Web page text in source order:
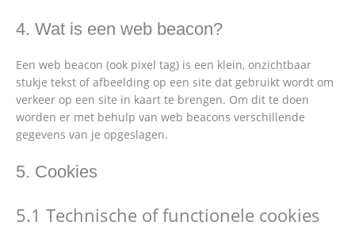
4. Wat is een web beacon?
Een web beacon (ook pixel tag) is een klein, onzichtbaar
stukje tekst of afbeelding op een site dat gebruikt wordt om
verkeer op een site in kaart te brengen. Om dit te doen
worden er met behulp van web beacons verschillende
gegevens van je opgeslagen.
5. Cookies
5.1 Technische of functionele cookies